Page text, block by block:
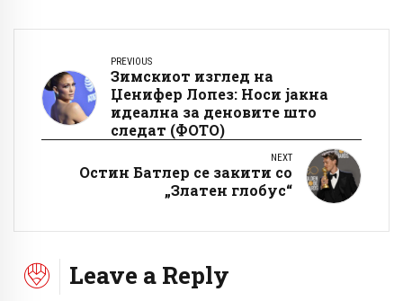
PREVIOUS
Зимскиот изглед на
Џенифер Лопез: Носи јакна
идеална за деновите што
следат (ФОТО)
NEXT
Остин Батлер се закити со
„Златен глобус“
Leave a Reply